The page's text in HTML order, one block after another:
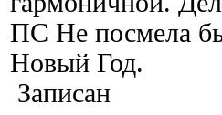
ПС Не посмела
Новый Год.
Записан